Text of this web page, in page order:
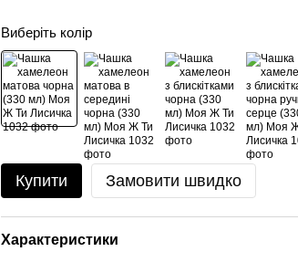
Виберіть колір
Купити Замовити швидко
Характеристики